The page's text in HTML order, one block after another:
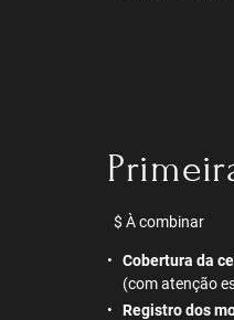
$ À combinar
Cobertura da
(com atenção
Registro dos